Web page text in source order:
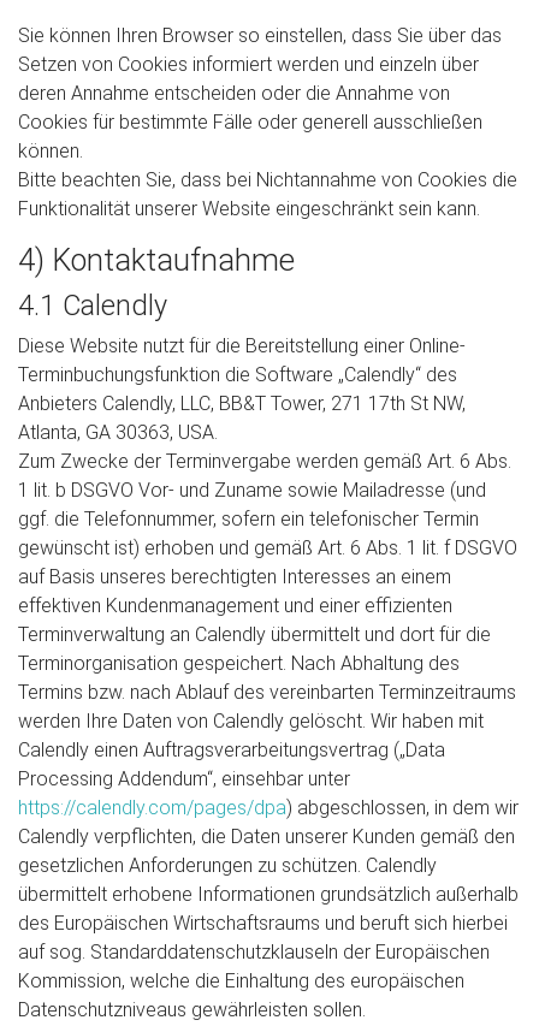
Sie können Ihren Browser so einstellen, dass Sie über das
Setzen von Cookies informiert werden und einzeln über
deren Annahme entscheiden oder die Annahme von
Cookies für bestimmte Fälle oder generell ausschließen
können.
Bitte beachten Sie, dass bei Nichtannahme von Cookies die
Funktionalität unserer Website eingeschränkt sein kann.
4) Kontaktaufnahme
4.1 Calendly
Diese Website nutzt für die Bereitstellung einer Online-
Terminbuchungsfunktion die Software „Calendly“ des
Anbieters Calendly, LLC, BB&T Tower, 271 17th St NW,
Atlanta, GA 30363, USA.
Zum Zwecke der Terminvergabe werden gemäß Art. 6 Abs.
1 lit. b DSGVO Vor- und Zuname sowie Mailadresse (und
ggf. die Telefonnummer, sofern ein telefonischer Termin
gewünscht ist) erhoben und gemäß Art. 6 Abs. 1 lit. f DSGVO
auf Basis unseres berechtigten Interesses an einem
effektiven Kundenmanagement und einer effizienten
Terminverwaltung an Calendly übermittelt und dort für die
Terminorganisation gespeichert. Nach Abhaltung des
Termins bzw. nach Ablauf des vereinbarten Terminzeitraums
werden Ihre Daten von Calendly gelöscht. Wir haben mit
Calendly einen Auftragsverarbeitungsvertrag („Data
Processing Addendum“, einsehbar unter
https://calendly.com/pages/dpa) abgeschlossen, in dem wir
Calendly verpflichten, die Daten unserer Kunden gemäß den
gesetzlichen Anforderungen zu schützen. Calendly
übermittelt erhobene Informationen grundsätzlich außerhalb
des Europäischen Wirtschaftsraums und beruft sich hierbei
auf sog. Standarddatenschutzklauseln der Europäischen
Kommission, welche die Einhaltung des europäischen
Datenschutzniveaus gewährleisten sollen.